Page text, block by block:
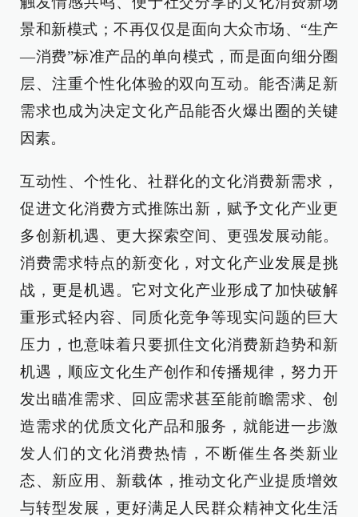
景和新模式；不再仅仅是面向大众市场、“生产
—消费”标准产品的单向模式，而是面向细分圈
层、注重个性化体验的双向互动。能否满足新
需求也成为决定文化产品能否火爆出圈的关键
因素。
互动性、个性化、社群化的文化消费新需求，
促进文化消费方式推陈出新，赋予文化产业更
多创新机遇、更大探索空间、更强发展动能。
消费需求特点的新变化，对文化产业发展是挑
战，更是机遇。它对文化产业形成了加快破解
重形式轻内容、同质化竞争等现实问题的巨大
压力，也意味着只要抓住文化消费新趋势和新
机遇，顺应文化生产创作和传播规律，努力开
发出瞄准需求、回应需求甚至能前瞻需求、创
造需求的优质文化产品和服务，就能进一步激
发人们的文化消费热情，不断催生各类新业
态、新应用、新载体，推动文化产业提质增效
与转型发展，更好满足人民群众精神文化生活